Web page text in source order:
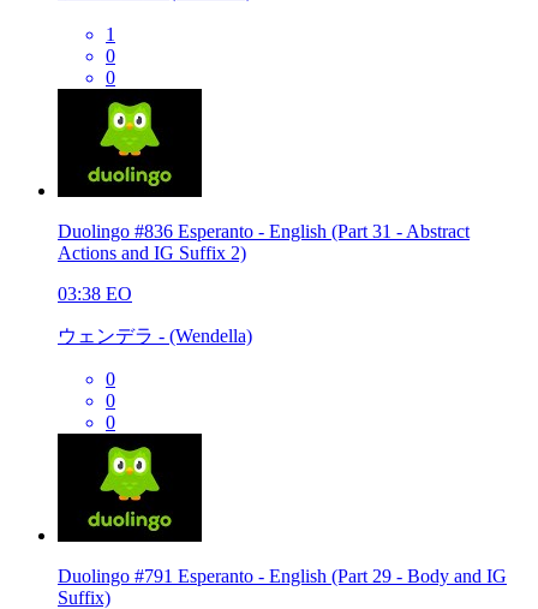
1
0
0
Duolingo #836 Esperanto - English (Part 31 - Abstract
Actions and IG Suffix 2)
03:38 EO
ウェンデラ - (Wendella)
0
0
0
Duolingo #791 Esperanto - English (Part 29 - Body and IG
Suffix)